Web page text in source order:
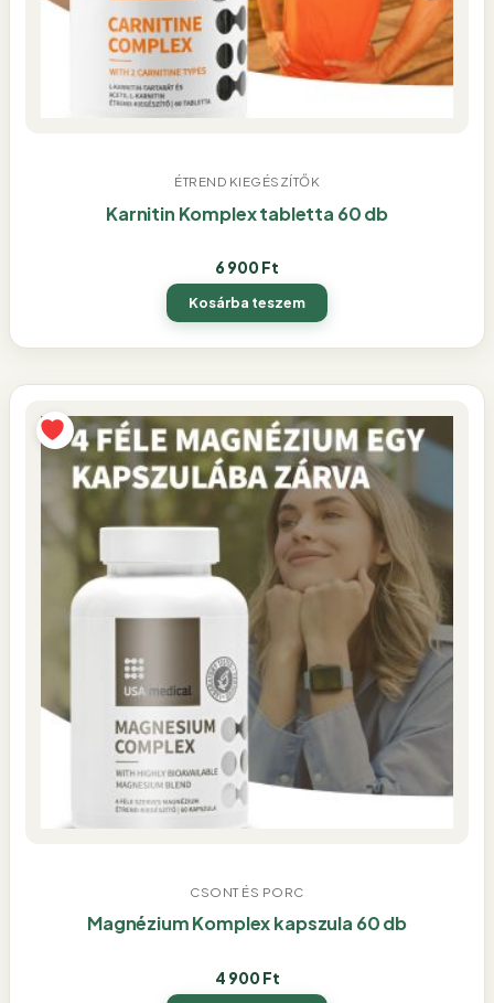
ÉTREND KIEGÉSZÍTŐK
Karnitin Komplex tabletta 60 db
6 900 Ft
Kosárba teszem
CSONT ÉS PORC
Magnézium Komplex kapszula 60 db
4 900 Ft